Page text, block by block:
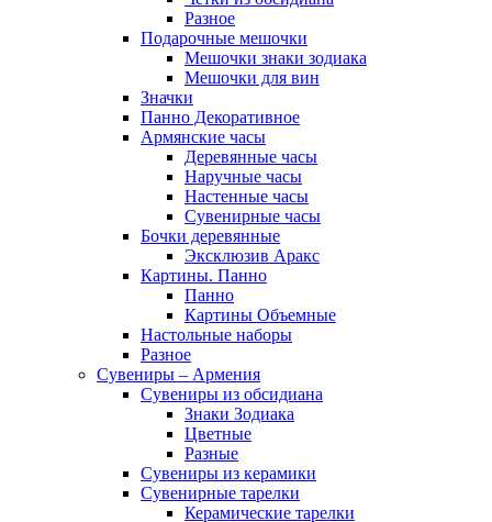
Разное
Подарочные мешочки
Мешочки знаки зодиака
Мешочки для вин
Значки
Панно Декоративное
Армянские часы
Деревянные часы
Наручные часы
Настенные часы
Сувенирные часы
Бочки деревянные
Эксклюзив Аракс
Картины. Панно
Панно
Картины Объемные
Настольные наборы
Разное
Сувениры – Армения
Сувениры из обсидиана
Знаки Зодиака
Цветные
Разные
Сувениры из керамики
Сувенирные тарелки
Керамические тарелки